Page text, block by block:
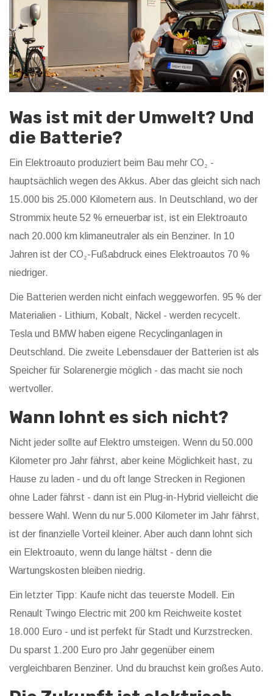
Was ist mit der Umwelt? Und
die Batterie?
Ein Elektroauto produziert beim Bau mehr CO₂ -
hauptsächlich wegen des Akkus. Aber das gleicht sich nach
15.000 bis 25.000 Kilometern aus. In Deutschland, wo der
Strommix heute 52 % erneuerbar ist, ist ein Elektroauto
nach 20.000 km klimaneutraler als ein Benziner. In 10
Jahren ist der CO₂-Fußabdruck eines Elektroautos 70 %
niedriger.
Die Batterien werden nicht einfach weggeworfen. 95 % der
Materialien - Lithium, Kobalt, Nickel - werden recycelt.
Tesla und BMW haben eigene Recyclinganlagen in
Deutschland. Die zweite Lebensdauer der Batterien ist als
Speicher für Solarenergie möglich - das macht sie noch
wertvoller.
Wann lohnt es sich nicht?
Nicht jeder sollte auf Elektro umsteigen. Wenn du 50.000
Kilometer pro Jahr fährst, aber keine Möglichkeit hast, zu
Hause zu laden - und du oft lange Strecken in Regionen
ohne Lader fährst - dann ist ein Plug-in-Hybrid vielleicht die
bessere Wahl. Wenn du nur 5.000 Kilometer im Jahr fährst,
ist der finanzielle Vorteil kleiner. Aber auch dann lohnt sich
ein Elektroauto, wenn du lange hältst - denn die
Wartungskosten bleiben niedrig.
Ein letzter Tipp: Kaufe nicht das teuerste Modell. Ein
Renault Twingo Electric mit 200 km Reichweite kostet
18.000 Euro - und ist perfekt für Stadt und Kurzstrecken.
Du sparst 1.200 Euro pro Jahr gegenüber einem
vergleichbaren Benziner. Und du brauchst kein großes Auto.